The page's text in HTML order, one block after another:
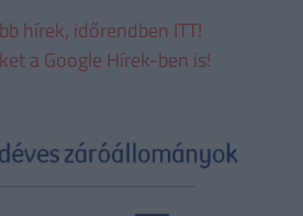
hírek, időrendben ITT!
a Google Hírek-ben is!